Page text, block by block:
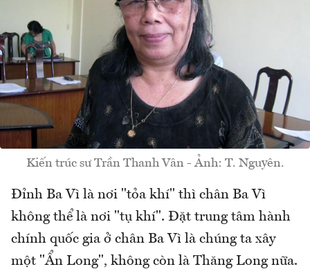
Kiến trúc sư Trần Thanh Vân - Ảnh: T. Nguyên.
Đỉnh Ba Vì là nơi "tỏa khí" thì chân Ba Vì
không thể là nơi "tụ khí". Đặt trung tâm hành
chính quốc gia ở chân Ba Vì là chúng ta xây
một "Ẩn Long", không còn là Thăng Long nữa.